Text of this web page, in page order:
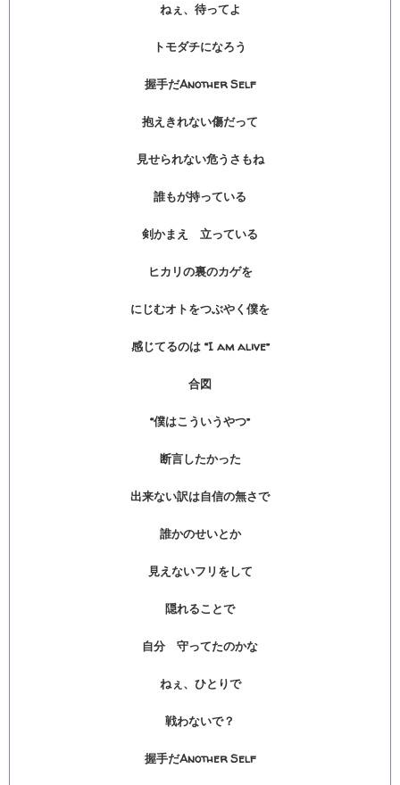
ねぇ、待ってよ
トモダチになろう
握手だAnother Self
抱えきれない傷だって
見せられない危うさもね
誰もが持っている
剣かまえ 立っている
ヒカリの裏のカゲを
にじむオトをつぶやく僕を
感じてるのは “I am alive”
合図
“僕はこういうやつ”
断言したかった
出来ない訳は自信の無さで
誰かのせいとか
見えないフリをして
隠れることで
自分 守ってたのかな
ねぇ、ひとりで
戦わないで？
握手だAnother Self